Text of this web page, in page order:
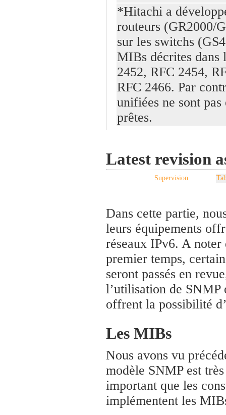
*Hitachi a
routeurs (GR2000/
sur les switchs
MIBs décrites dans
2452, RFC 2454,
RFC 2466. Par
unifiées ne sont pas
prêtes.
Latest revision
Supervision
Dans cette partie,
leurs équipements
réseaux IPv6. A noter
premier temps,
seront passés en
l’utilisation de SNMP
offrent la possibilité
Les MIBs
Nous avons vu
modèle SNMP est
important que les
implémentent les